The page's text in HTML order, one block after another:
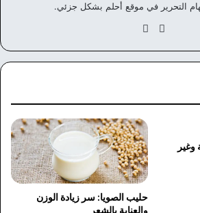
التحرير في موقع أحلم بشكل جزئي.
موق
الويوك
حليب الصويا: سر زيادة الوزن
والعناية بالشعر